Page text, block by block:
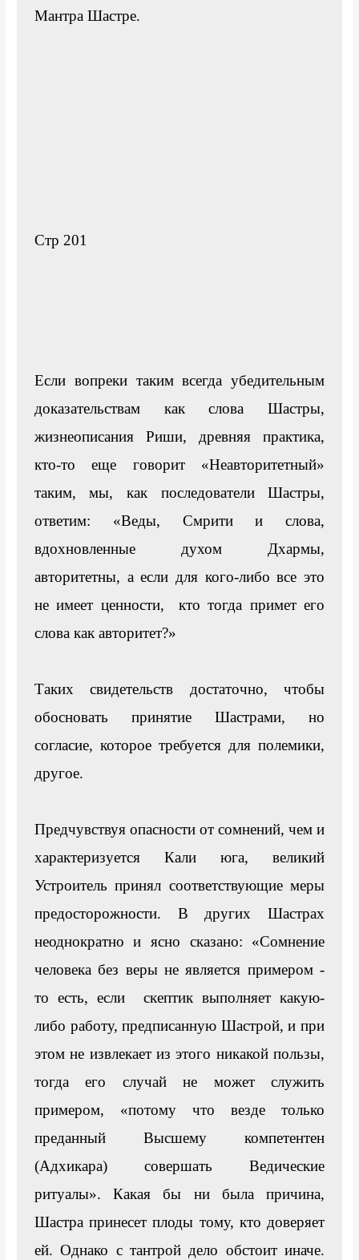
Мантра Шастре.
Стр 201
Если вопреки таким всегда убедительным
доказательствам как слова Шастры,
жизнеописания Риши, древняя практика,
кто-то еще говорит «Неавторитетный»
таким, мы, как последователи Шастры,
ответим: «Веды, Смрити и слова,
вдохновленные духом Дхармы,
авторитетны, а если для кого-либо все это
не имеет ценности,  кто тогда примет его
слова как авторитет?»
Таких свидетельств достаточно, чтобы
обосновать принятие Шастрами, но
согласие, которое требуется для полемики,
другое.
Предчувствуя опасности от сомнений, чем и
характеризуется Кали юга, великий
Устроитель принял соответствующие меры
предосторожности. В других Шастрах
неоднократно и ясно сказано: «Сомнение
человека без веры не является примером -
то есть, если  скептик выполняет какую-
либо работу, предписанную Шастрой, и при
этом не извлекает из этого никакой пользы,
тогда его случай не может служить
примером, «потому что везде только
преданный Высшему компетентен
(Адхикара) совершать Ведические
ритуалы». Какая бы ни была причина,
Шастра принесет плоды тому, кто доверяет
ей. Однако с тантрой дело обстоит иначе.